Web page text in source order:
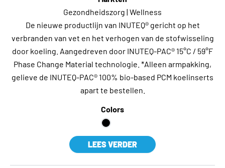
Gezondheidszorg | Wellness
De nieuwe productlijn van INUTEQ® gericht op het
verbranden van vet en het verhogen van de stofwisseling
door koeling. Aangedreven door INUTEQ-PAC® 15°C / 59°F
Phase Change Material technologie. *Alleen armpakking,
gelieve de INUTEQ-PAC® 100% bio-based PCM koelinserts
apart te bestellen.
Colors
LEES VERDER